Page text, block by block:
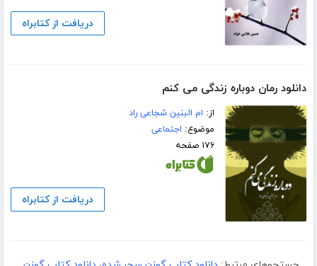
دریافت از کتابراه
دانلود رمان دوباره زندگی می کنم
از: ام البنین شجاعی راد
موضوع: اجتماعی
۱۷۶ صفحه
دریافت از کتابراه